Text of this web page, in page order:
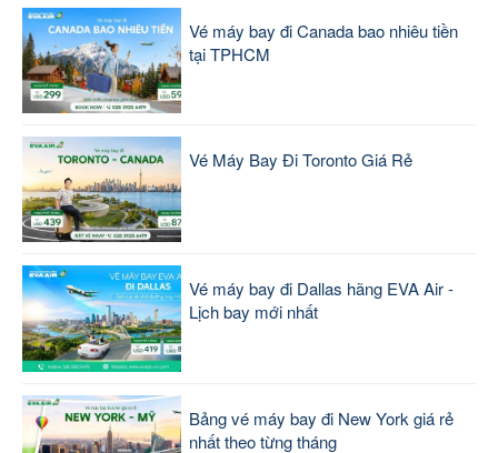
Vé máy bay đi Canada bao nhiêu tiền
tại TPHCM
Vé Máy Bay Đi Toronto Giá Rẻ
Vé máy bay đi Dallas hãng EVA Air -
Lịch bay mới nhất
Bảng vé máy bay đi New York giá rẻ
nhất theo từng tháng